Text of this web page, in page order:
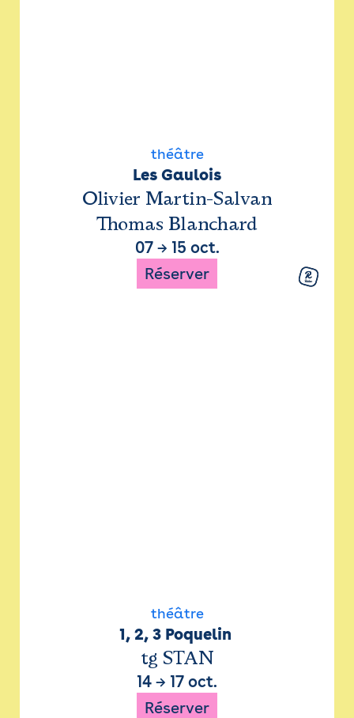
théâtre
Les Gaulois
Olivier Martin-Salvan
Thomas Blanchard
07→ 15 oct.
Réserver
théâtre
1, 2, 3 Poquelin
tg STAN
14 → 17 oct.
Réserver